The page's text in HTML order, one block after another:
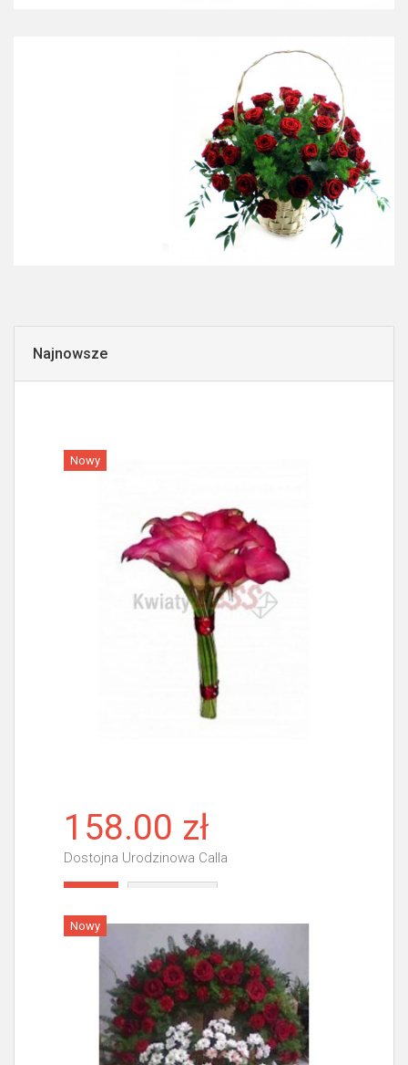
Najnowsze
Nowy
158.00 zł
Dostojna Urodzinowa Calla
Nowy